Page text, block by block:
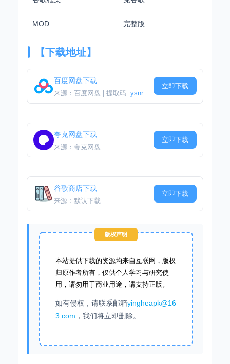
MOD 完整版
【下载地址】
百度网盘下载
来源：百度网盘 | 提取码: ysnr
立即下载
夸克网盘下载
来源：夸克网盘
立即下载
谷歌商店下载
来源：默认下载
立即下载
版权声明
本站提供下载的资源均来自互联网，版权
归原作者所有，仅供个人学习与研究使
用，请勿用于商业用途，请支持正版。
如有侵权，请联系邮箱yingheapk@16
3.com ，我们将立即删除。